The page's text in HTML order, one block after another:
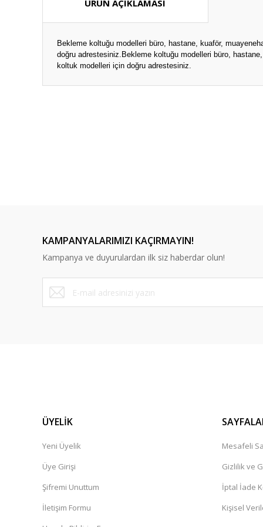
ÜRÜN AÇIKLAMASI
Bekleme koltuğu modelleri büro, hastane, kuaför,
doğru adrestesiniz. Bekleme koltuğu modelleri büro,
koltuk modelleri için doğru adrestesiniz.
RS 6000 Tekli Bekleme Koltuğu RS 6001 Tekli
KAMPANYALARIMIZI KAÇIRMAYIN!
Kampanya ve duyurulardan ilk siz haberdar olun!
ÜYELİK
Yeni Üyelik
Üye Girişi
Şifremi Unuttum
İletişim Formu
Mesafeli
Gizlilik ve
İptal İade
Kişisel